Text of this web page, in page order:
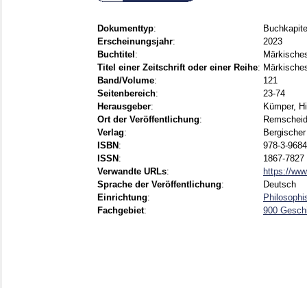
Dokumenttyp:
Erscheinungsjahr:
2023
Buchtitel :
Titel einer Zeitschrift oder einer Reihe:
Band/Volume:
121
Seitenbereich:
23-74
Herausgeber:
Kümper,
Ort der Veröffentlichung:
Remscheid
Verlag:
ISBN :
978-3-
ISSN :
1867-7827
Verwandte URLs:
https://
Sprache der Veröffentlichung:
Deutsch
Einrichtung:
Fachgebiet: 900